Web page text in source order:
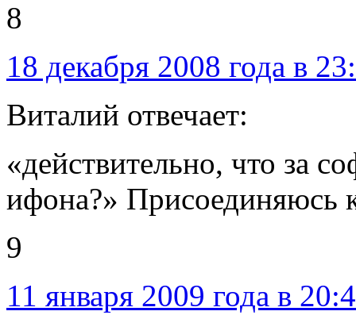
8
18 декабря 2008 года в
Виталий отвечает:
«действительно, что за
ифона?» Присоединяюсь
9
11 января 2009 года в